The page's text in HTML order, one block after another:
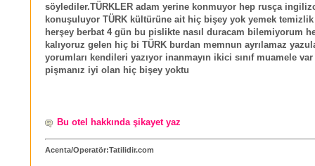
söylediler.TÜRKLER adam yerine konmuyor hep rusça
konuşuluyor TÜRK kültürüne ait hiç bişey yok yemek
herşey berbat 4 gün bu pislikte nasıl duracam bilemiyorum
kalıyoruz gelen hiç bi TÜRK burdan memnun ayrılamaz
yorumları kendileri yazıyor inanmayın ikici sınıf muamele var
pişmanız iyi olan hiç bişey yoktu
Bu otel hakkında şikayet yaz
Acenta/Operatör:Tatilidir.com